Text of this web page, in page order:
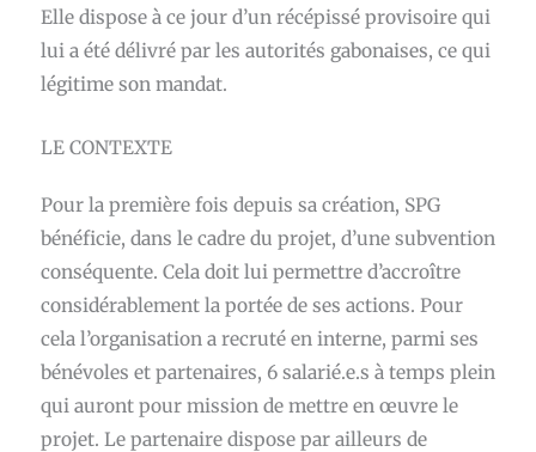
Elle dispose à ce jour d’un récépissé provisoire qui
lui a été délivré par les autorités gabonaises, ce qui
légitime son mandat.
LE CONTEXTE
Pour la première fois depuis sa création, SPG
bénéficie, dans le cadre du projet, d’une subvention
conséquente. Cela doit lui permettre d’accroître
considérablement la portée de ses actions. Pour
cela l’organisation a recruté en interne, parmi ses
bénévoles et partenaires, 6 salarié.e.s à temps plein
qui auront pour mission de mettre en œuvre le
projet. Le partenaire dispose par ailleurs de